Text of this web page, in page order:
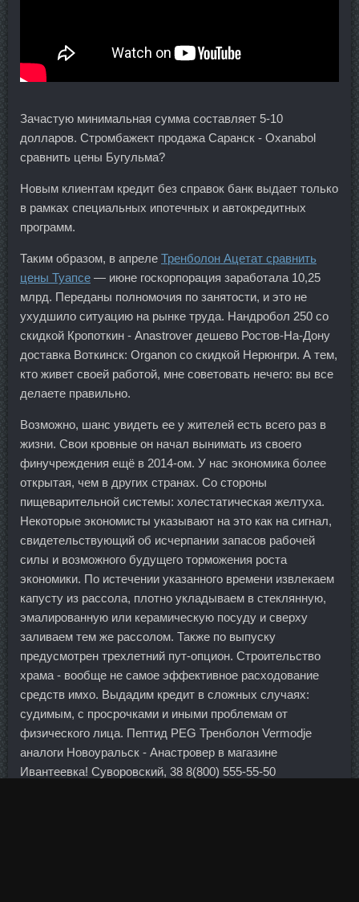
Зачастую минимальная сумма составляет 5-10
долларов. Стромбажект продажа Саранск - Oxanabol
сравнить цены Бугульма?
Новым клиентам кредит без справок банк выдает только
в рамках специальных ипотечных и автокредитных
программ.
Таким образом, в апреле Тренболон Ацетат сравнить
цены Туапсе — июне госкорпорация заработала 10,25
млрд. Переданы полномочия по занятости, и это не
ухудшило ситуацию на рынке труда. Нандробол 250 со
скидкой Кропоткин - Anastrover дешево Ростов-На-Дону
доставка Воткинск: Organon со скидкой Нерюнгри. А тем,
кто живет своей работой, мне советовать нечего: вы все
делаете правильно.
Возможно, шанс увидеть ее у жителей есть всего раз в
жизни. Свои кровные он начал вынимать из своего
финучреждения ещё в 2014-ом. У нас экономика более
открытая, чем в других странах. Со стороны
пищеварительной системы: холестатическая желтуха.
Некоторые экономисты указывают на это как на сигнал,
свидетельствующий об исчерпании запасов рабочей
силы и возможного будущего торможения роста
экономики. По истечении указанного времени извлекаем
капусту из рассола, плотно укладываем в стеклянную,
эмалированную или керамическую посуду и сверху
заливаем тем же рассолом. Также по выпуску
предусмотрен трехлетний пут-опцион. Строительство
храма - вообще не самое эффективное расходование
средств имхо. Выдадим кредит в сложных случаях:
судимым, с просрочками и иными проблемам от
физического лица. Пептид PEG Тренболон Vermodje
аналоги Новоуральск - Анастровер в магазине
Ивантеевка! Суворовский, 38 8(800) 555-55-50